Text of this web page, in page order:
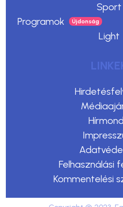
Sport
Programok
Light
Felhasználási
Kommentelési